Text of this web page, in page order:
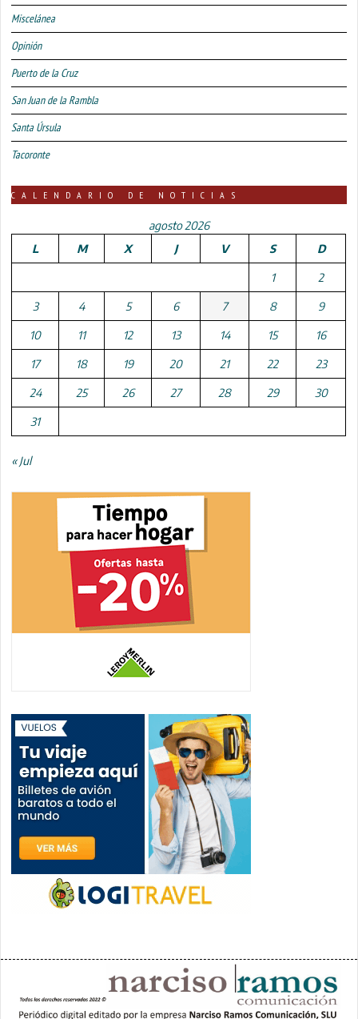
Miscelánea
Opinión
Puerto de la Cruz
San Juan de la Rambla
Santa Úrsula
Tacoronte
CALENDARIO DE NOTICIAS
agosto 2026
L
M X J V S D
1 2
3 4 5 6 7 8 9
10 11 12 13 14 15 16
17 18 19 20 21 22 23
24 25 26 27 28 29 30
31
« Jul